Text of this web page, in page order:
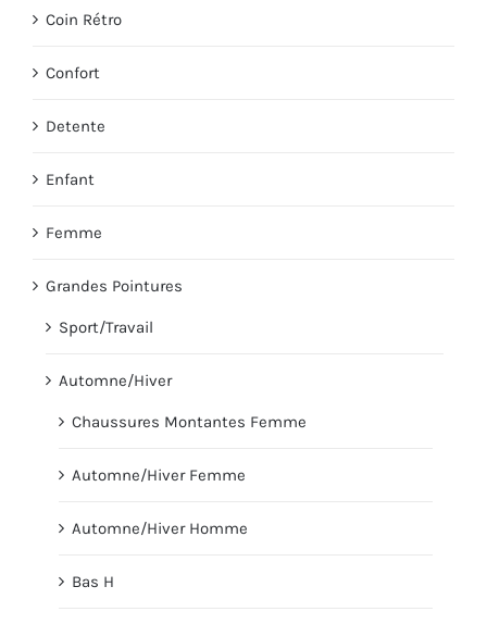
Coin Rétro
Confort
Detente
Enfant
Femme
Grandes Pointures
Sport/Travail
Automne/Hiver
Chaussures Montantes Femme
Automne/Hiver Femme
Automne/Hiver Homme
Bas H